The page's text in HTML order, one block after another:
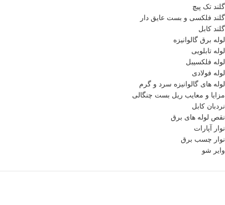
گلند تک پیچ
گلند فلكسی و بست عایق دار
گلند کابل
لوله برق گالوانیزه
لوله تابلویی
لوله فلکسیبل
لوله فولادی
لوله های گالوانیزه سرد و گرم
مزایا و معایب ریل بست چنگالی
نردبان کابل
نقص لوله های برق
نوار آپارات
نوار چسب برق
وایر شو